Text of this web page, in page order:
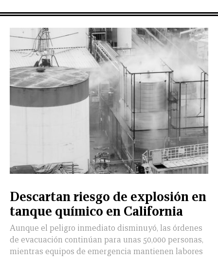
LEÓN
DE
VIDA
Descartan riesgo de explosión en
tanque químico en California
Aunque el peligro inmediato disminuyó, las órdenes
de evacuación continúan para unas 50,000 personas,
mientras equipos de emergencia mantienen labores